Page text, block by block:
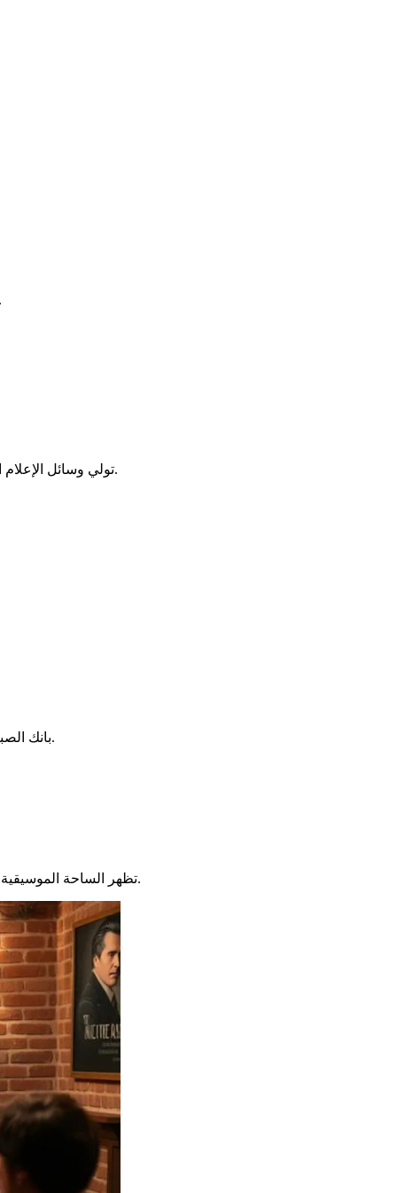
. إنه يخلق
تولي وسائل الإعلام الفرنسية هذا الأسبوع اهتمامًا خاصًا بالأعمال والفنانين الذين يثيرون نوفمبر 2025. تكشف هذه الفترة الخريفية عن برنامج غني بشكل استثنائي.
يشارك بيدرو وينتر، المنتج ودي جي المعروف، درسًا قيمًا. "لقد علمتني دا프트 بانك الصبر، وألا أتعجل الأمور"، كما يقول في لقاء نُشر في نوفمبر 2025.
تظهر الساحة الموسيقية الفرنسية حيويةالحالية.